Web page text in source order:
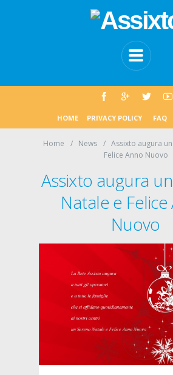
HOME PRIVACY POLICY FAQ
Home News
Assixto augura
Felice Anno Nuovo
Assixto augura
Natale e Felice
Nuovo